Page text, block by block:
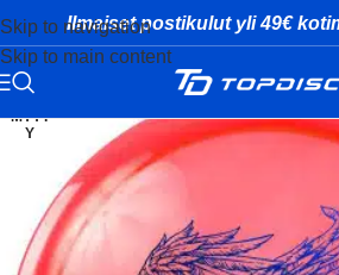
Skip to navigation
Skip to main content
Ilmaiset postikulut yli 49€
MYYT
Y